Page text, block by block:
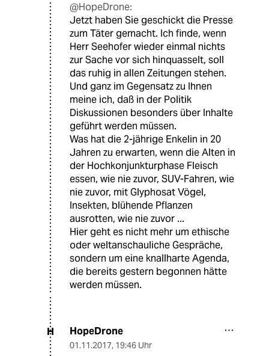
@HopeDrone:
Jetzt haben Sie geschickt die Presse
zum Täter gemacht. Ich finde, wenn
Herr Seehofer wieder einmal nichts
zur Sache vor sich hinquasselt, soll
das ruhig in allen Zeitungen stehen.
Und ganz im Gegensatz zu Ihnen
meine ich, daß in der Politik
Diskussionen besonders über Inhalte
geführt werden müssen.
Was hat die 2-jährige Enkelin in 20
Jahren zu erwarten, wenn die Alten in
der Hochkonjunkturphase Fleisch
essen, wie nie zuvor, SUV-Fahren, wie
nie zuvor, mit Glyphosat Vögel,
Insekten, blühende Pflanzen
ausrotten, wie nie zuvor ...
Hier geht es nicht mehr um ethische
oder weltanschauliche Gespräche,
sondern um eine knallharte Agenda,
die bereits gestern begonnen hätte
werden müssen.
H HopeDrone
01.11.2017, 19:46 Uhr